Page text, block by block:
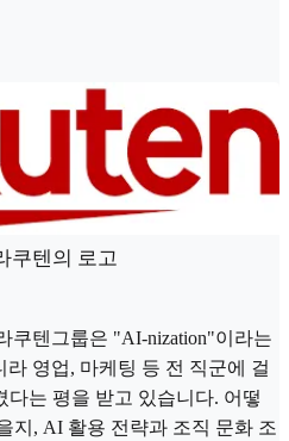
쿠텐의 로고
쿠텐그룹은 "AI-nization"이라는
영업, 마케팅 등 전 직군에 걸
는 평을 받고 있습니다. 어떻
지, AI 활용 전략과 조직 문화 조